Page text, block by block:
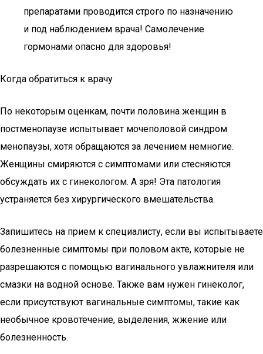
препаратами проводится строго по назначению
и под наблюдением врача! Самолечение
гормонами опасно для здоровья!
Когда обратиться к врачу
По некоторым оценкам, почти половина женщин в
постменопаузе испытывает мочеполовой синдром
менопаузы, хотя обращаются за лечением немногие.
Женщины смиряются с симптомами или стесняются
обсуждать их с гинекологом. А зря! Эта патология
устраняется без хирургического вмешательства.
Запишитесь на прием к специалисту, если вы испытываете
болезненные симптомы при половом акте, которые не
разрешаются с помощью вагинального увлажнителя или
смазки на водной основе. Также вам нужен гинеколог,
если присутствуют вагинальные симптомы, такие как
необычное кровотечение, выделения, жжение или
болезненность.